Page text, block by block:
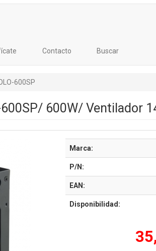
Contacto Buscar
600SP
600W/ Ventilador
Marca:
P/N:
EAN:
Disponibilidad: